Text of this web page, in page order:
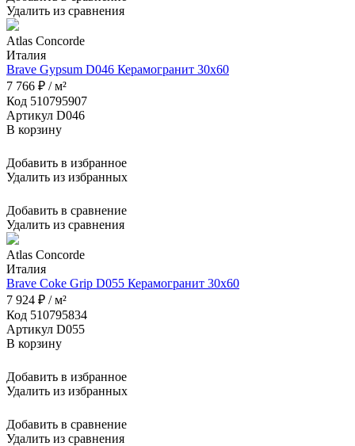
Удалить из сравнения
Atlas Concorde
Италия
Brave Gypsum D046 Керамогранит 30x60
7 766 ₽ / м²
Код 510795907
Артикул D046
В корзину
Добавить в избранное
Удалить из избранных
Добавить в сравнение
Удалить из сравнения
Atlas Concorde
Италия
Brave Coke Grip D055 Керамогранит 30x60
7 924 ₽ / м²
Код 510795834
Артикул D055
В корзину
Добавить в избранное
Удалить из избранных
Добавить в сравнение
Удалить из сравнения